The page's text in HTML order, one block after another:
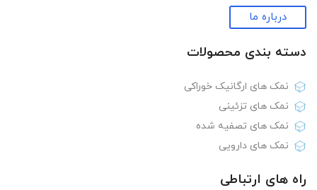
درباره ما
دسته بندی‌ محصولات
نمک های ارگانیک خوراکی
نمک های تزئینی
نمک های تصفیه شده
نمک های دارویی
راه های ارتباطی